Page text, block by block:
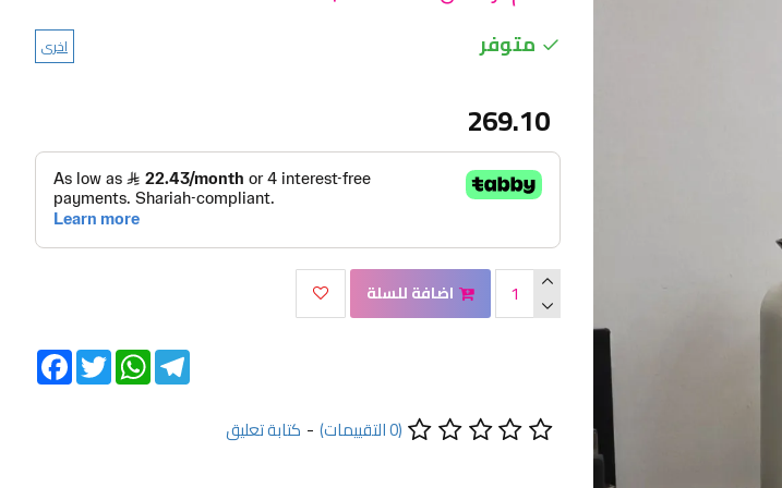
متوفر اخرى
(0 التقييمات) - كتابة تعليق
269.10
اضافة للسلة
FacebookTwitter
WhatsAppTelegram